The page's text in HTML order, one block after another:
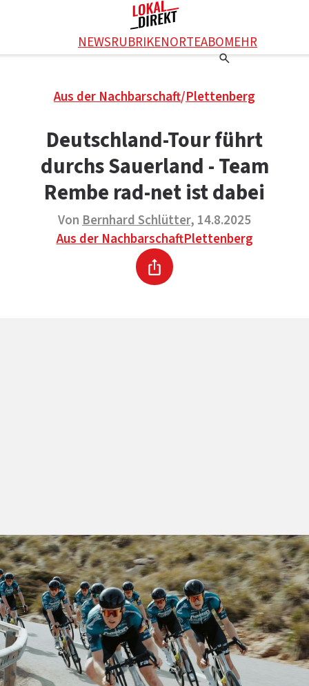
NEWSRUBRIKENORTEABOMEHR
Einstellungen
Werbung schalten
Kontakt
Das Team
Über uns
RATGEBER
KONTAKT
DAS TEAM
ÜBER UNS
Aus der Nachbarschaft/Plettenberg
Deutschland-Tour führt
durchs Sauerland - Team
Rembe rad-net ist dabei
VonBernhard Schlütter, 14.8.2025
Aus der NachbarschaftPlettenberg
Drucken